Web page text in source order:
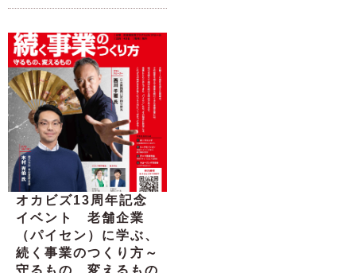
オカビズ13周年記念
イベント 老舗企業
（パイセン）に学ぶ、
続く事業のつくり方～
守るもの、変えるもの